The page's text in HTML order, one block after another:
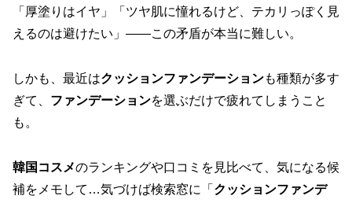
「厚塗りはイヤ」「ツヤ肌に憧れるけど、テカリっぽく見
えるのは避けたい」——この矛盾が本当に難しい。
しかも、最近はクッションファンデーションも種類が多す
ぎて、 ファンデーションを選ぶだけで疲れてしまうこと
も。
韓国コスメのランキングや口コミを見比べて、気になる候
補をメモして…気づけば検索窓に「 クッションファンデ